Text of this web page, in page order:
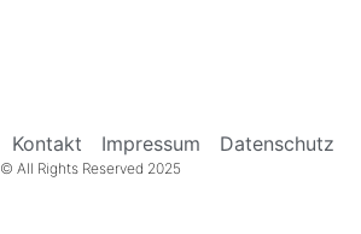
Kontakt Impressum Datenschutz
© All Rights Reserved 2025